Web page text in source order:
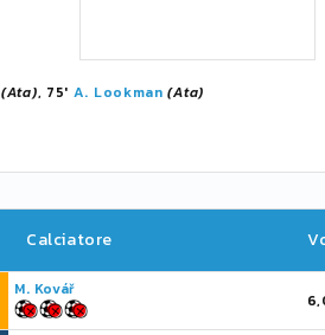
(Ata), 75' A. Lookman (Ata)
Calciatore
M. Kovář